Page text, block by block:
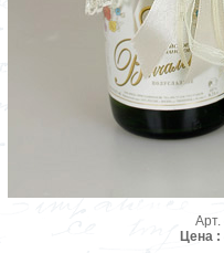
Арт.
Цена :